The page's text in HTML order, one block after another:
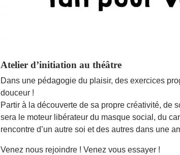
Atelier d’initiation au théâtre
Dans une pédagogie du plaisir, des exercices
douceur !
Partir à la découverte de sa propre créativité, de
sera le moteur libérateur du masque social, du
rencontre d’un autre soi et des autres dans une
Venez nous rejoindre ! Venez vous essayer !